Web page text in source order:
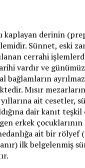
kaplayan derinin
Sünnet, eski
cerrahi
vardır ve
bağlamların
Mısır
ait cesetler,
dair kanıt
erkek
ait bir rölyef
ilk belgelenmiş